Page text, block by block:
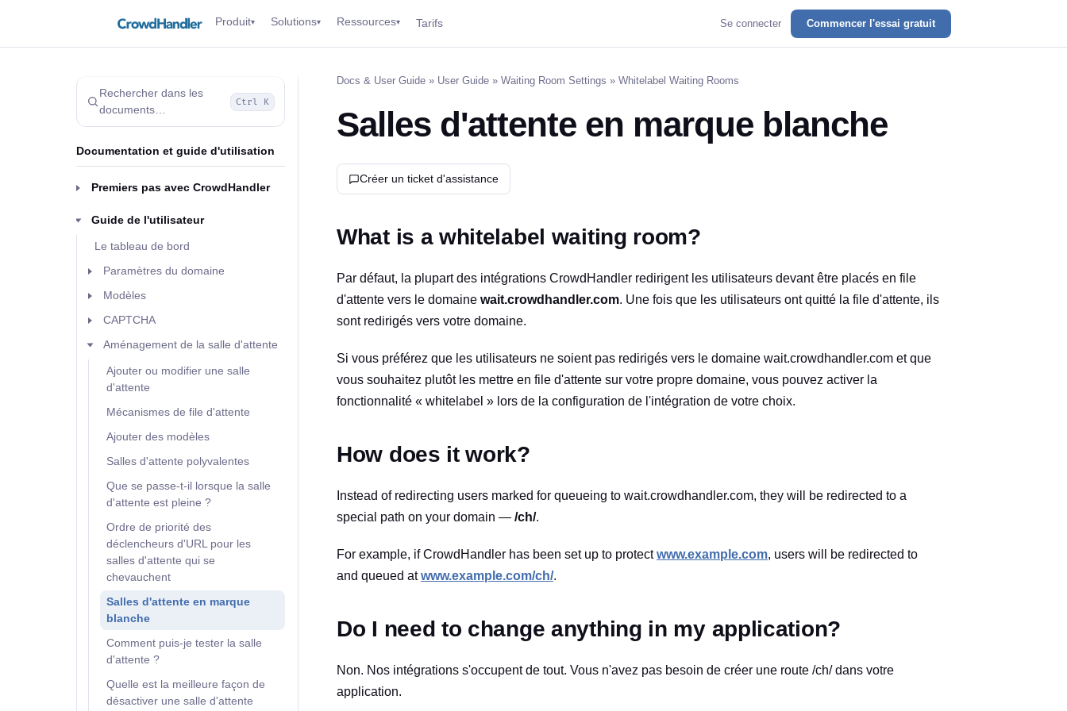
Produit▾ Solutions▾ Ressources▾ Tarifs Se connecter Commencer l'essai gratuit
Rechercher dans les
documents…
Ctrl K
Documentation et guide d'utilisation
Premiers pas avec CrowdHandler
Guide de l'utilisateur
Le tableau de bord
Paramètres du domaine
Modèles
CAPTCHA
Aménagement de la salle d'attente
Ajouter ou modifier une salle
d'attente
Mécanismes de file d'attente
Ajouter des modèles
Salles d'attente polyvalentes
Que se passe-t-il lorsque la salle
d'attente est pleine ?
Ordre de priorité des
déclencheurs d'URL pour les
salles d'attente qui se
chevauchent
Salles d'attente en marque
blanche
Comment puis-je tester la salle
d'attente ?
Quelle est la meilleure façon de
désactiver une salle d'attente
Docs & User Guide » User Guide » Waiting Room Settings » Whitelabel Waiting Rooms
Salles d'attente en marque blanche
Créer un ticket d'assistance
What is a whitelabel waiting room?
Par défaut, la plupart des intégrations CrowdHandler redirigent les utilisateurs devant être placés en file
d'attente vers le domaine wait.crowdhandler.com. Une fois que les utilisateurs ont quitté la file d'attente, ils
sont redirigés vers votre domaine.
Si vous préférez que les utilisateurs ne soient pas redirigés vers le domaine wait.crowdhandler.com et que
vous souhaitez plutôt les mettre en file d'attente sur votre propre domaine, vous pouvez activer la
fonctionnalité « whitelabel » lors de la configuration de l'intégration de votre choix.
How does it work?
Instead of redirecting users marked for queueing to wait.crowdhandler.com, they will be redirected to a
special path on your domain — /ch/.
For example, if CrowdHandler has been set up to protectwww.example.com, users will be redirected to
and queued atwww.example.com/ch/.
Do I need to change anything in my application?
Non. Nos intégrations s'occupent de tout. Vous n'avez pas besoin de créer une route /ch/ dans votre
application.